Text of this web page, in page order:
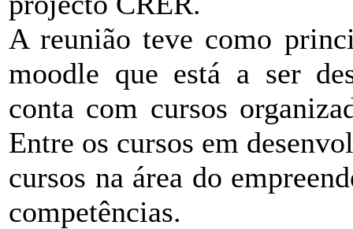
A reunião teve como
moodle que está a ser
conta com cursos
Entre os cursos em
cursos na área do
competências.